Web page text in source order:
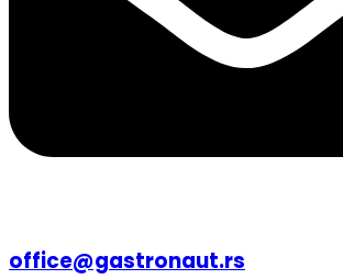
office@gastronaut.rs